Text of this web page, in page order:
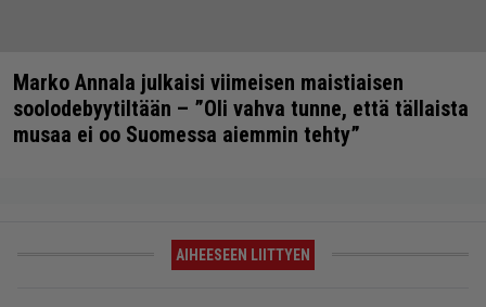
Marko Annala julkaisi viimeisen maistiaisen
soolodebyytiltään – ”Oli vahva tunne, että tällaista
musaa ei oo Suomessa aiemmin tehty”
AIHEESEEN LIITTYEN